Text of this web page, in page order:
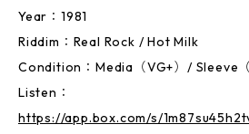
Year：1981
Riddim：Real Rock / Hot Milk
Condition：Media（VG+）/ Sleeve
Listen：
https://app.box.com/s/